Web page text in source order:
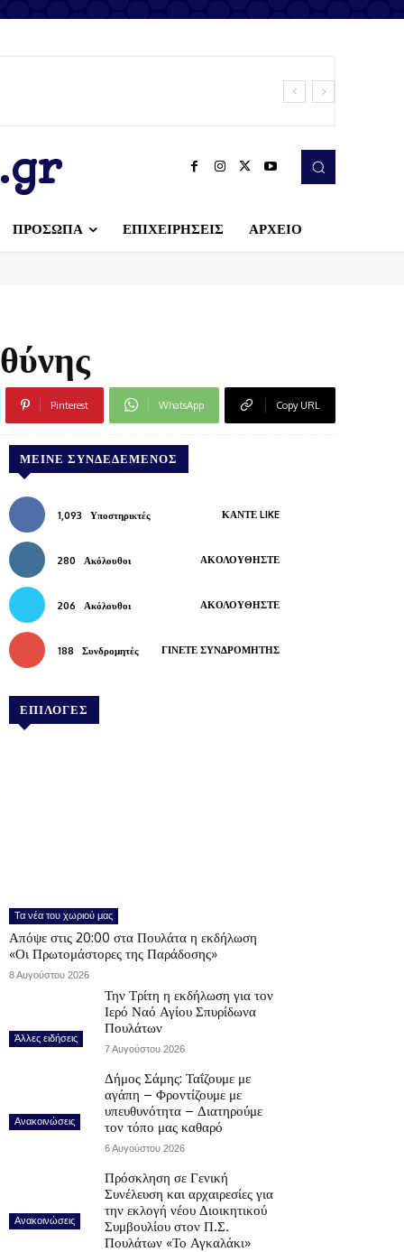
ΠΡΟΣΩΠΑ ΕΠΙΧΕΙΡΗΣΕΙΣ ΑΡΧΕΙΟ
Pinterest WhatsApp Copy URL
ΜΕΊΝΕ ΣΥΝΔΕΔΕΜΈΝΟΣ
1,093 Υποστηρικτές ΚΆΝΤΕ LIKE
280 Ακόλουθοι ΑΚΟΛΟΥΘΉΣΤΕ
206 Ακόλουθοι ΑΚΟΛΟΥΘΉΣΤΕ
188 Συνδρομητές ΓΊΝΕΤΕ ΣΥΝΔΡΟΜΗΤΉΣ
ΕΠΙΛΟΓΕΣ
Τα νέα του χωριού μας
Απόψε στις 20:00 στα Πουλάτα η εκδήλωση
«Οι Πρωτομάστορες της Παράδοσης»
8 Αυγούστου 2026
Άλλες ειδήσεις
Την Τρίτη η εκδήλωση για τον
Ιερό Ναό Αγίου Σπυρίδωνα
Πουλάτων
7 Αυγούστου 2026
Ανακοινώσεις
Δήμος Σάμης: Ταΐζουμε με
αγάπη – Φροντίζουμε με
υπευθυνότητα – Διατηρούμε
τον τόπο μας καθαρό
6 Αυγούστου 2026
Ανακοινώσεις
Πρόσκληση σε Γενική
Συνέλευση και αρχαιρεσίες για
την εκλογή νέου Διοικητικού
Συμβουλίου στον Π.Σ.
Πουλάτων «Το Αγκαλάκι»